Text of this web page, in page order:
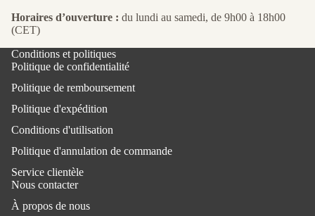
Horaires d’ouverture : du lundi au samedi, de 9h00 à 18h00
(CET)
Conditions et politiques
Politique de confidentialité
Politique de remboursement
Politique d'expédition
Conditions d'utilisation
Politique d'annulation de commande
Service clientèle
Nous contacter
À propos de nous